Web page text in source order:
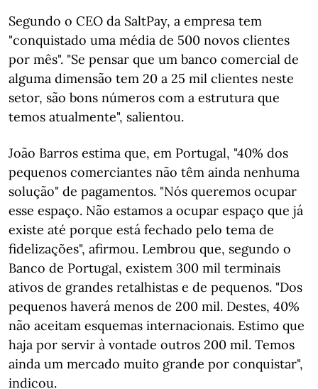
Segundo o CEO da SaltPay, a empresa tem
"conquistado uma média de 500 novos clientes
por mês". "Se pensar que um banco comercial de
alguma dimensão tem 20 a 25 mil clientes neste
setor, são bons números com a estrutura que
temos atualmente", salientou.
João Barros estima que, em Portugal, "40% dos
pequenos comerciantes não têm ainda nenhuma
solução" de pagamentos. "Nós queremos ocupar
esse espaço. Não estamos a ocupar espaço que já
existe até porque está fechado pelo tema de
fidelizações", afirmou. Lembrou que, segundo o
Banco de Portugal, existem 300 mil terminais
ativos de grandes retalhistas e de pequenos. "Dos
pequenos haverá menos de 200 mil. Destes, 40%
não aceitam esquemas internacionais. Estimo que
haja por servir à vontade outros 200 mil. Temos
ainda um mercado muito grande por conquistar",
indicou.